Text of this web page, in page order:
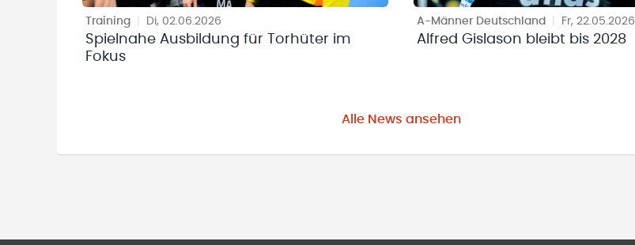
Training Di, 02.06.2026
Spielnahe Ausbildung für Torhüter im
Fokus
A-Männer Deutschland Fr, 22.05.2026
Alfred Gislason bleibt bis 2028
Alle News ansehen